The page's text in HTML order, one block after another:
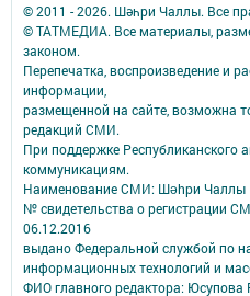
© 2011 - 2026. Шәһри Чаллы. Все
© ТАТМЕДИА. Все материалы,
законом.
Перепечатка, воспроизведение и
информации,
размещенной на сайте, возможна
редакций СМИ.
При поддержке Республиканского
коммуникациям.
Наименование СМИ: Шəhри Чаллы
№ свидетельства о регистрации
06.12.2016
выдано Федеральной службой по
информационных технологий и
ФИО главного редактора: Юсупова